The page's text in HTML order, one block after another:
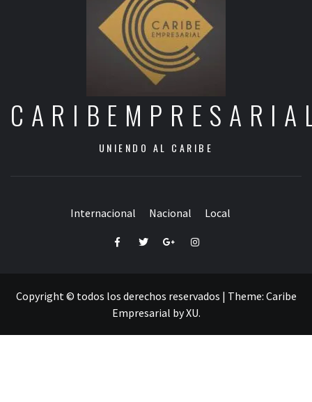
UNIENDO AL CARIBE
Internacional Nacional Local
FacebookTwitterGoogle+Instagram
Copyright © todos los derechos reservados | Theme: Caribe
Empresarial byXU.